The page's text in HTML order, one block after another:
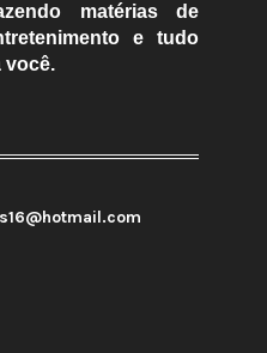
matérias de
e tudo
você.